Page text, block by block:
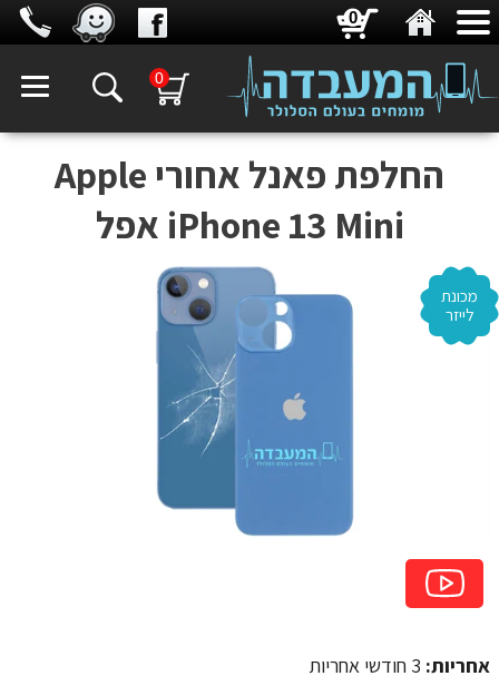
0
‏החלפת פאנל אחורי Apple
iPhone 13 Mini אפל
מכונת
לייזר
אחריות: 3 חודשי אחריות
0